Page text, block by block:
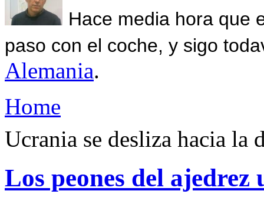
Hace media hora que
paso con el coche, y sigo
Alemania.
Home
Ucrania se desliza hacia la
Los peones del ajedrez